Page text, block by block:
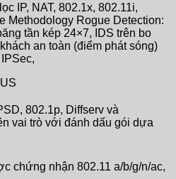
IP, NAT, 802.1x, 802.11i,
Methodology Rogue Detection:
tần kép 24×7, IDS trên bo
an toàn (điểm phát sóng)
802.1p, Diffserv và
vai trò với đánh dấu gói dựa
chứng nhận 802.11 a/b/g/n/ac,